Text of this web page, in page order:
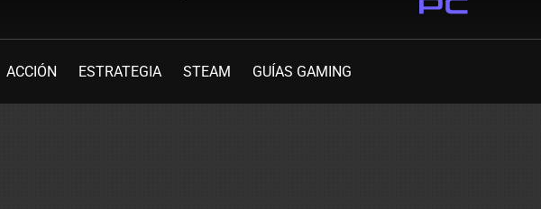
ACCIÓN ESTRATEGIA STEAM GUÍAS GAMING